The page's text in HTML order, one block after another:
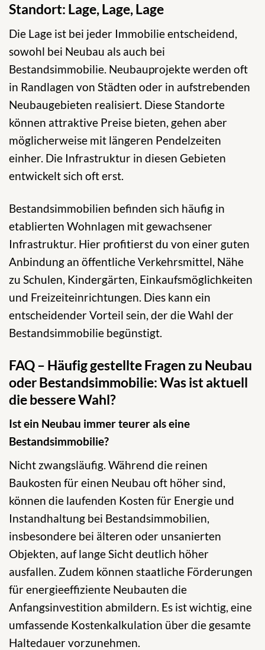
Standort: Lage, Lage, Lage
Die Lage ist bei jeder Immobilie entscheidend,
sowohl bei Neubau als auch bei
Bestandsimmobilie. Neubauprojekte werden oft
in Randlagen von Städten oder in aufstrebenden
Neubaugebieten realisiert. Diese Standorte
können attraktive Preise bieten, gehen aber
möglicherweise mit längeren Pendelzeiten
einher. Die Infrastruktur in diesen Gebieten
entwickelt sich oft erst.
Bestandsimmobilien befinden sich häufig in
etablierten Wohnlagen mit gewachsener
Infrastruktur. Hier profitierst du von einer guten
Anbindung an öffentliche Verkehrsmittel, Nähe
zu Schulen, Kindergärten, Einkaufsmöglichkeiten
und Freizeiteinrichtungen. Dies kann ein
entscheidender Vorteil sein, der die Wahl der
Bestandsimmobilie begünstigt.
FAQ – Häufig gestellte Fragen zu Neubau
oder Bestandsimmobilie: Was ist aktuell
die bessere Wahl?
Ist ein Neubau immer teurer als eine
Bestandsimmobilie?
Nicht zwangsläufig. Während die reinen
Baukosten für einen Neubau oft höher sind,
können die laufenden Kosten für Energie und
Instandhaltung bei Bestandsimmobilien,
insbesondere bei älteren oder unsanierten
Objekten, auf lange Sicht deutlich höher
ausfallen. Zudem können staatliche Förderungen
für energieeffiziente Neubauten die
Anfangsinvestition abmildern. Es ist wichtig, eine
umfassende Kostenkalkulation über die gesamte
Haltedauer vorzunehmen.